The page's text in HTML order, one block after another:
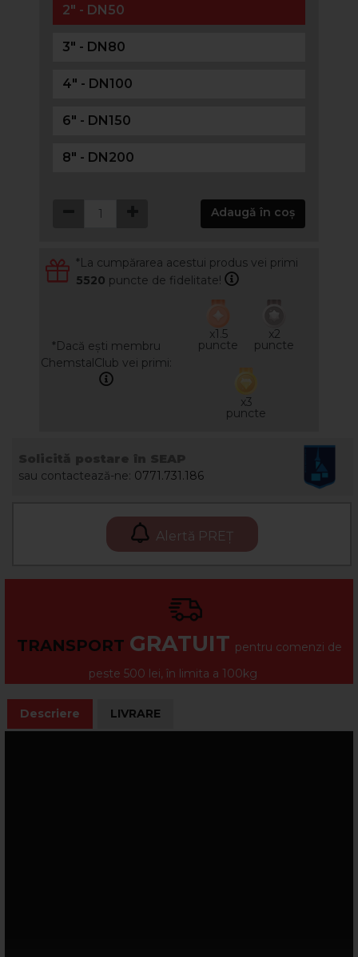
2" - DN50
3" - DN80
4" - DN100
6" - DN150
8" - DN200
Adaugă în coș
*La cumpărarea acestui produs vei primi
5520 puncte de fidelitate!
*Dacă ești membru
ChemstalClub vei primi:
x1.5
puncte
x2
puncte
x3
puncte
sau contactează-ne: 0771.731.186
Alertă PREȚ
TRANSPORT GRATUIT pentru comenzi de
peste 500 lei, în limita a 100kg
Descriere LIVRARE